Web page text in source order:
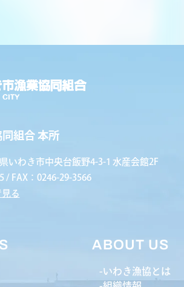
組合 本所
いわき市中央台飯野4-3-1 水産会館2F
/ FAX：0246-29-3566
る
ABOUT US
いわき漁協とは